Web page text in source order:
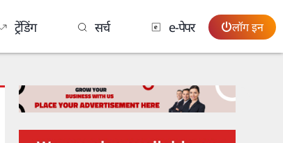
ट्रेंडिंग सर्च e-पेपर लॉग इन